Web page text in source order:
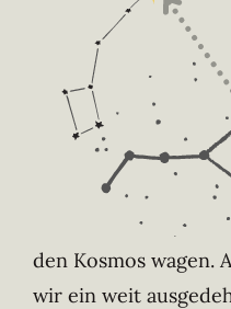
den Kosmos wagen.
wir ein weit